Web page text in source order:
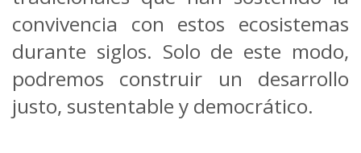
convivencia con estos ecosistemas
durante siglos. Solo de este modo,
podremos construir un desarrollo
justo, sustentable y democrático.